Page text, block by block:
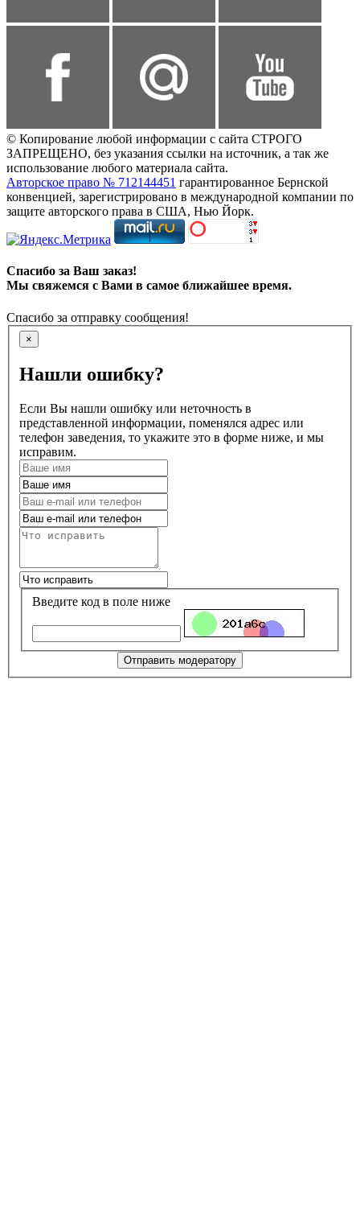
© Копирование любой информации с сайта СТРОГО
ЗАПРЕЩЕНО, без указания ссылки на источник, а так же
использование любого материала сайта.
Авторское право № 712144451 гарантированное Бернской
конвенцией, зарегистрировано в международной компании по
защите авторского права в США, Нью Йорк.
Спасибо за Ваш заказ!
Мы свяжемся с Вами в самое ближайшее время.
Спасибо за отправку сообщения!
×
Нашли ошибку?
Если Вы нашли ошибку или неточность в
представленной информации, поменялся адрес или
телефон заведения, то укажите это в форме ниже, и мы
исправим.
Введите код в поле ниже
Отправить модератору